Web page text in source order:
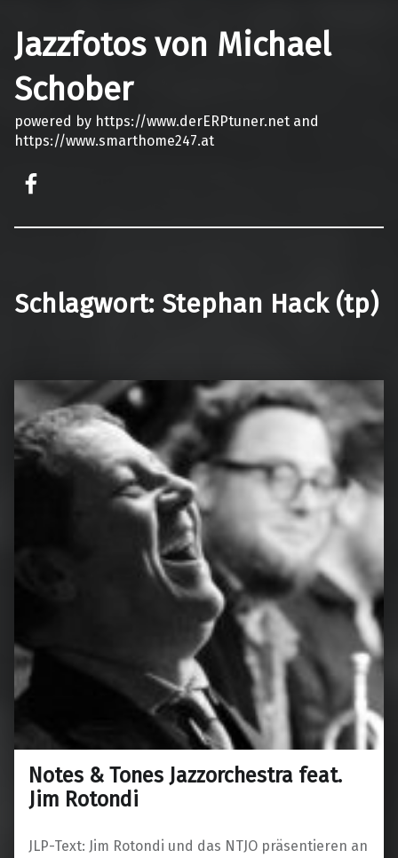
Jazzfotos von Michael
Schober
powered by https://www.derERPtuner.net and
https://www.smarthome247.at
Schlagwort: Stephan Hack (tp)
Notes & Tones Jazzorchestra feat.
Jim Rotondi
JLP-Text: Jim Rotondi und das NTJO präsentieren an